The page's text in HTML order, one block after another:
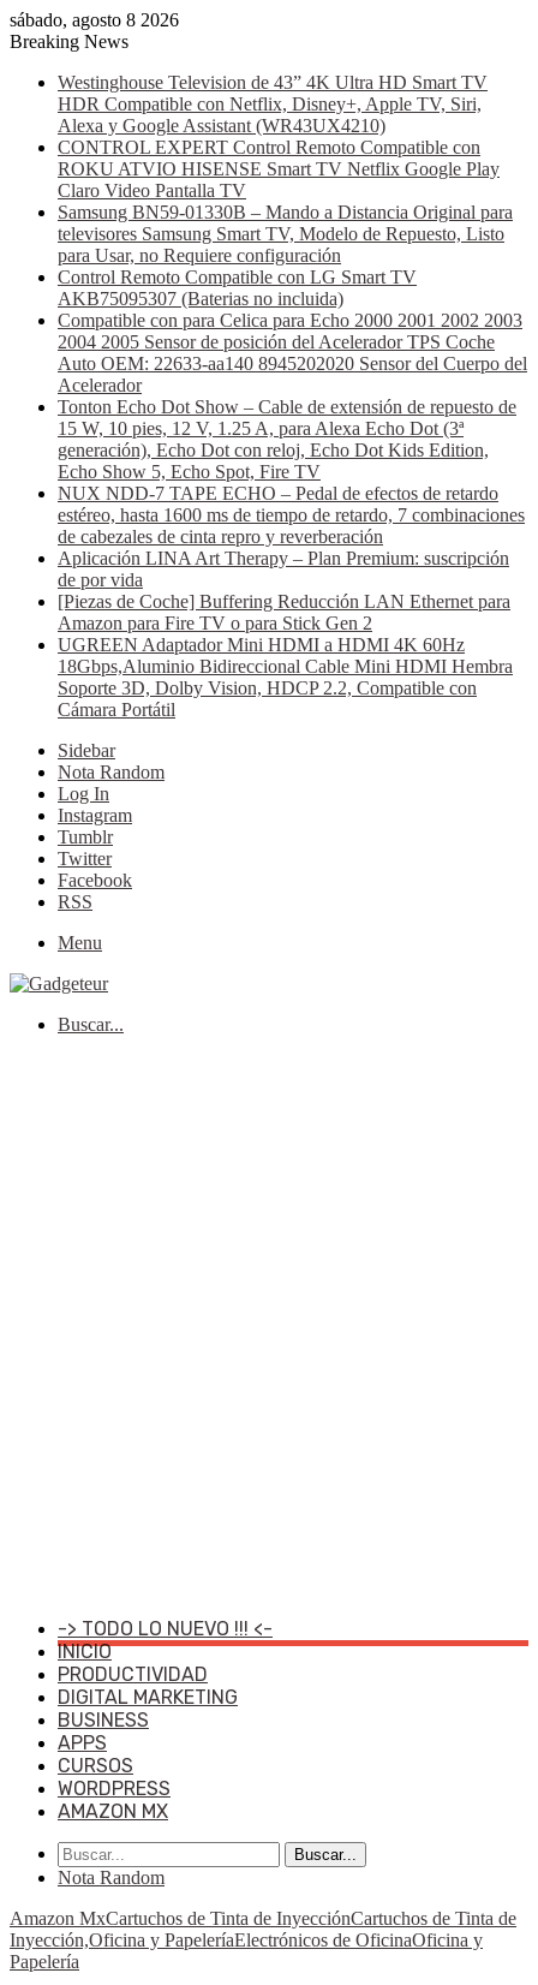
sábado, agosto 8 2026
Breaking News
Westinghouse Television de 43” 4K Ultra HD Smart TV
HDR Compatible con Netflix, Disney+, Apple TV, Siri,
Alexa y Google Assistant (WR43UX4210)
CONTROL EXPERT Control Remoto Compatible con
ROKU ATVIO HISENSE Smart TV Netflix Google Play
Claro Video Pantalla TV
Samsung BN59-01330B – Mando a Distancia Original para
televisores Samsung Smart TV, Modelo de Repuesto, Listo
para Usar, no Requiere configuración
Control Remoto Compatible con LG Smart TV
AKB75095307 (Baterias no incluida)
Compatible con para Celica para Echo 2000 2001 2002 2003
2004 2005 Sensor de posición del Acelerador TPS Coche
Auto OEM: 22633-aa140 8945202020 Sensor del Cuerpo del
Acelerador
Tonton Echo Dot Show – Cable de extensión de repuesto de
15 W, 10 pies, 12 V, 1.25 A, para Alexa Echo Dot (3ª
generación), Echo Dot con reloj, Echo Dot Kids Edition,
Echo Show 5, Echo Spot, Fire TV
NUX NDD-7 TAPE ECHO – Pedal de efectos de retardo
estéreo, hasta 1600 ms de tiempo de retardo, 7 combinaciones
de cabezales de cinta repro y reverberación
Aplicación LINA Art Therapy – Plan Premium: suscripción
de por vida
[Piezas de Coche] Buffering Reducción LAN Ethernet para
Amazon para Fire TV o para Stick Gen 2
UGREEN Adaptador Mini HDMI a HDMI 4K 60Hz
18Gbps,Aluminio Bidireccional Cable Mini HDMI Hembra
Soporte 3D, Dolby Vision, HDCP 2.2, Compatible con
Cámara Portátil
Sidebar
Nota Random
Log In
Instagram
Tumblr
Twitter
Facebook
RSS
Menu
Buscar...
-> TODO LO NUEVO !!! <-
INICIO
PRODUCTIVIDAD
DIGITAL MARKETING
BUSINESS
APPS
CURSOS
WORDPRESS
AMAZON MX
Buscar...
Nota Random
Amazon MxCartuchos de Tinta de InyecciónCartuchos de Tinta de
Inyección,Oficina y PapeleríaElectrónicos de OficinaOficina y
Papelería